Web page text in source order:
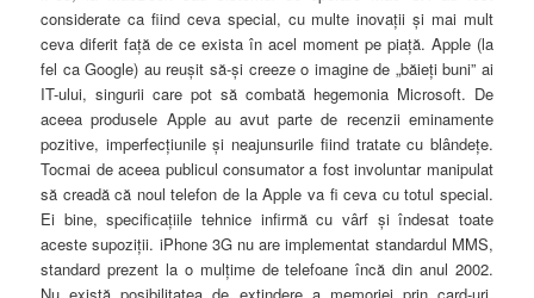
considerate ca fiind ceva special, cu multe inovaţii şi mai mult
ceva diferit faţă de ce exista în acel moment pe piaţă. Apple (la
fel ca Google) au reuşit să-şi creeze o imagine de „băieţi buni” ai
IT-ului, singurii care pot să combată hegemonia Microsoft. De
aceea produsele Apple au avut parte de recenzii eminamente
pozitive, imperfecţiunile şi neajunsurile fiind tratate cu blândeţe.
Tocmai de aceea publicul consumator a fost involuntar manipulat
să creadă că noul telefon de la Apple va fi ceva cu totul special.
Ei bine, specificaţiile tehnice infirmă cu vârf şi îndesat toate
aceste supoziţii. iPhone 3G nu are implementat standardul MMS,
standard prezent la o mulţime de telefoane încă din anul 2002.
Nu există posibilitatea de extindere a memoriei prin card-uri,